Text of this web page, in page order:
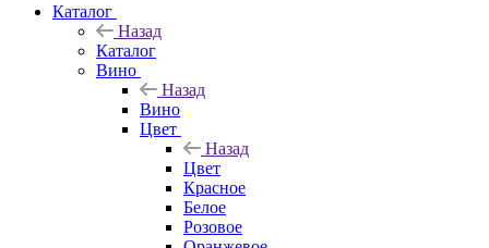
Каталог
Назад
Каталог
Вино
Назад
Вино
Цвет
Назад
Цвет
Красное
Белое
Розовое